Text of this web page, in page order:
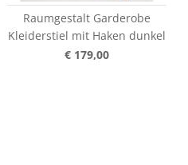
Raumgestalt Garderobe
Kleiderstiel mit Haken dunkel
€ 179,00